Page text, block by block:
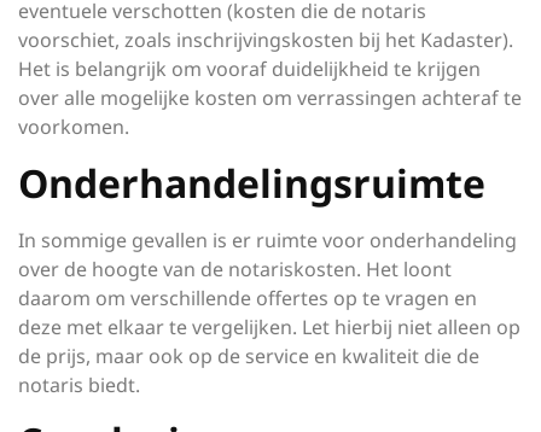
eventuele verschotten (kosten die de notaris
voorschiet, zoals inschrijvingskosten bij het Kadaster).
Het is belangrijk om vooraf duidelijkheid te krijgen
over alle mogelijke kosten om verrassingen achteraf te
voorkomen.
Onderhandelingsruimte
In sommige gevallen is er ruimte voor onderhandeling
over de hoogte van de notariskosten. Het loont
daarom om verschillende offertes op te vragen en
deze met elkaar te vergelijken. Let hierbij niet alleen op
de prijs, maar ook op de service en kwaliteit die de
notaris biedt.